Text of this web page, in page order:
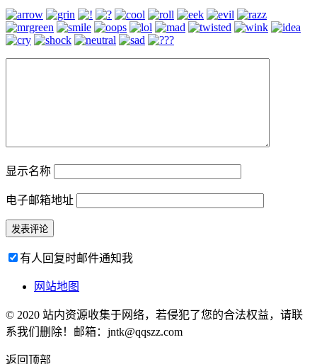
显示名称
电子邮箱地址
有人回复时邮件通知我
网站地图
© 2020 站内资源收集于网络，若侵犯了您的合法权益，请联
系我们删除！邮箱：jntk@qqszz.com
返回顶部